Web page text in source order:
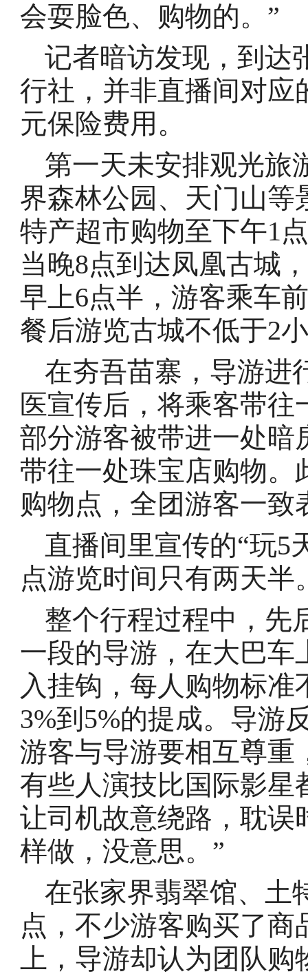
会耍脸色、购物的。”
记者暗访发现，到达
行社，并非直播间对应
元保险费用。
第一天未安排观光旅
界森林公园、天门山等
特产超市购物至下午1
当晚8点到达凤凰古城
早上6点半，游客乘车
餐后游览古城不低于2
在夯吾苗寨，导游进
医宣传后，将乘客带往
部分游客被带进一处暗
带往一处珠宝店购物。
购物点，全团游客一
直播间里宣传的“玩5
点游览时间只有两天半
整个行程过程中，先
一段的导游，在大巴车
入挂钩，每人购物标准
3%到5%的提成。导游
游客与导游要相互尊重
有些人演技比国际影星
让司机故意绕路，耽误
样做，没意思。”
在张家界翡翠馆、土
点，不少游客购买了
上，导游却认为团队购